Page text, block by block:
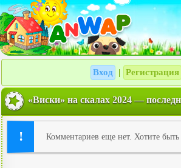
Вход Регистрация
«Виски» на скалах 2024 —
Комментариев еще нет. Хотите